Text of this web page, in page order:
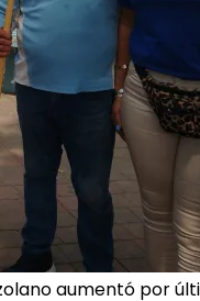
aumentó por